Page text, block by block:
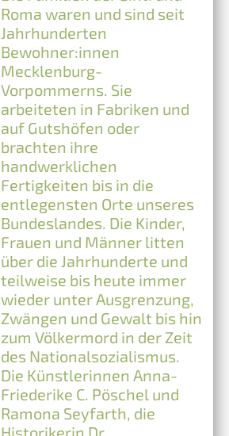
Roma waren und sind seit
Jahrhunderten
Bewohner:innen
Mecklenburg-
Vorpommerns. Sie
arbeiteten in Fabriken und
auf Gutshöfen oder
brachten ihre
handwerklichen
Fertigkeiten bis in die
entlegensten Orte unseres
Bundeslandes. Die Kinder,
Frauen und Männer litten
über die Jahrhunderte und
teilweise bis heute immer
wieder unter Ausgrenzung,
Zwängen und Gewalt bis hin
zum Völkermord in der Zeit
des Nationalsozialismus.
Die Künstlerinnen Anna-
Friederike C. Pöschel und
Ramona Seyfarth, die
Historikerin Dr.